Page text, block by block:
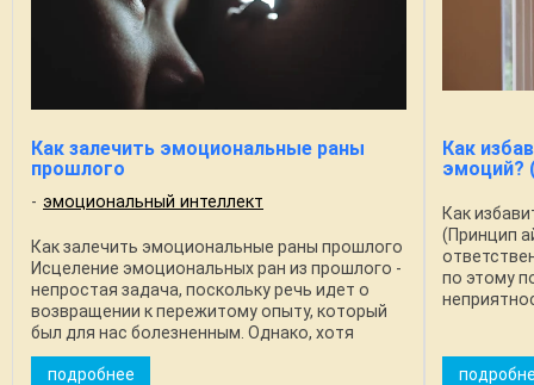
Как залечить эмоциональные раны
прошлого
эмоциональный интеллект
Как залечить эмоциональные раны прошлого
Исцеление эмоциональных ран из прошлого -
непростая задача, поскольку речь идет о
возвращении к пережитому опыту, который
был для нас болезненным. Однако, хотя
повторение отрицательных эмоций не очень
подробнее
Как
эмоций?
Как
(Принцип
по этому